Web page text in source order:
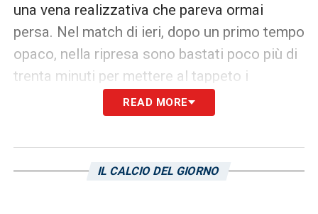
una vena realizzativa che pareva ormai
persa. Nel match di ieri, dopo un primo tempo
opaco, nella ripresa sono bastati poco più di
trenta minuti per mettere al tappeto i
bianconeri mettendo a referto ben quattro
gol. Ma non solo, i rossoblù hanno tentato la
centrando lo specchio della porta 8 volte, la
READ MORE
IL CALCIO DEL GIORNO